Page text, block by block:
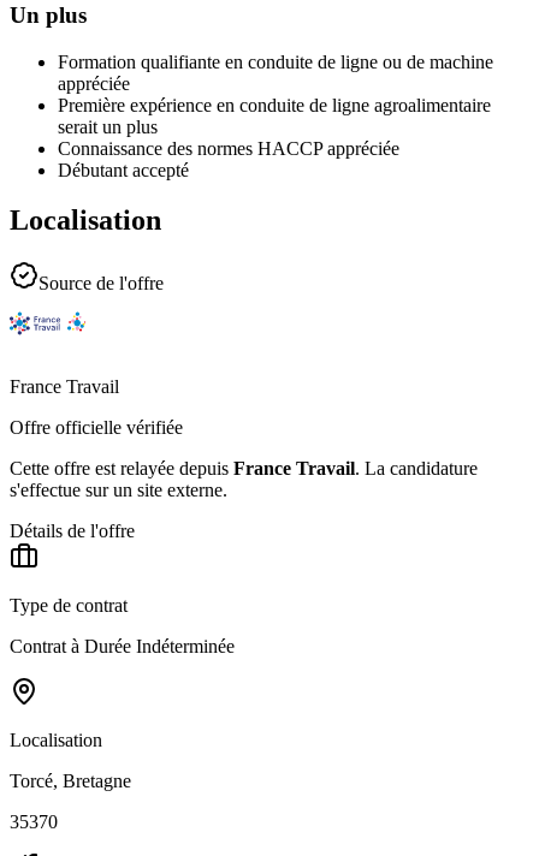
Un plus
Formation qualifiante en conduite de ligne ou de machine
appréciée
Première expérience en conduite de ligne agroalimentaire
serait un plus
Connaissance des normes HACCP appréciée
Débutant accepté
Localisation
Source de l'offre
France Travail
Offre officielle vérifiée
Cette offre est relayée depuis France Travail. La candidature
s'effectue sur un site externe.
Détails de l'offre
Type de contrat
Contrat à Durée Indéterminée
Localisation
Torcé, Bretagne
35370